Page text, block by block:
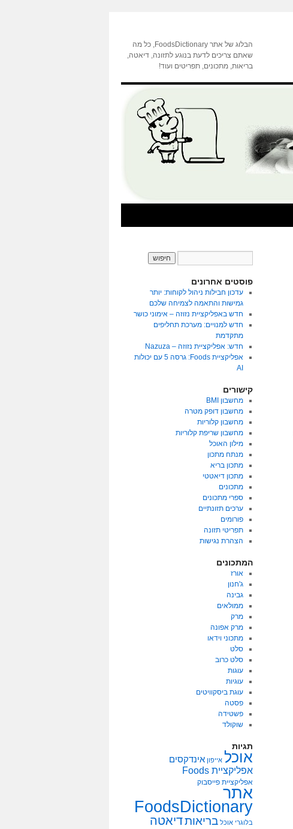
הבלוג של אתר FoodsDictionary, כל מה
שאתם צריכים לדעת בנוגע לתזונה, דיאטה,
בריאות, מתכונים, תפריטים ועוד!
פוסטים אחרונים
עדכון חבילות ניהול לקוחות: יותר
גמישות והתאמה לצמיחה שלכם
חדש באפליקציית נזוזה – אימוני כושר
חדש למנויים: מערכת תחליפים
מתקדמת
חדש: אפליקציית נזוזה – Nazuza
אפליקציית Foods: גרסה 5 עם יכולות
AI
קישורים
מחשבון BMI
מחשבון דופק מטרה
מחשבון קלוריות
מחשבון שריפת קלוריות
מילון האוכל
מנתח מתכון
מתכון בריא
מתכון דיאטטי
מתכונים
ספרי מתכונים
ערכים תזונתיים
פורומים
תפריטי תזונה
הצהרת נגישות
המתכונים
אורז
ג'חנון
גבינה
ממולאים
מרק
מרק אפונה
מתכוני וידאו
סלט
סלט כרוב
עוגות
עוגיות
עוגת ביסקוויטים
פסטה
פשטידה
שוקולד
תגיות
אוכל אייפון אינדקסים
אפליקציית Foods
אפליקציית פייסבוק
אתר
FoodsDictionary
בלוגרי אוכל בריאותדיאטה